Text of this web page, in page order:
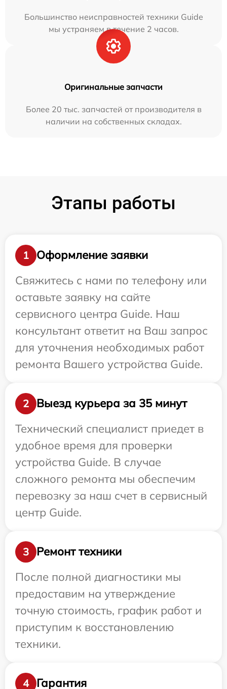
Большинство неисправностей техники Guide
мы устраняем в течение 2 часов.
Оригинальные запчасти
Более 20 тыс. запчастей от производителя в
наличии на собственных складах.
Этапы работы
1
Оформление заявки
Свяжитесь с нами по телефону или
оставьте заявку на сайте
сервисного центра Guide. Наш
консультант ответит на Ваш запрос
для уточнения необходимых работ
ремонта Вашего устройства Guide.
2
Выезд курьера за 35 минут
Технический специалист приедет в
удобное время для проверки
устройства Guide. В случае
сложного ремонта мы обеспечим
перевозку за наш счет в сервисный
центр Guide.
3
Ремонт техники
После полной диагностики мы
предоставим на утверждение
точную стоимость, график работ и
приступим к восстановлению
техники.
4 Гарантия